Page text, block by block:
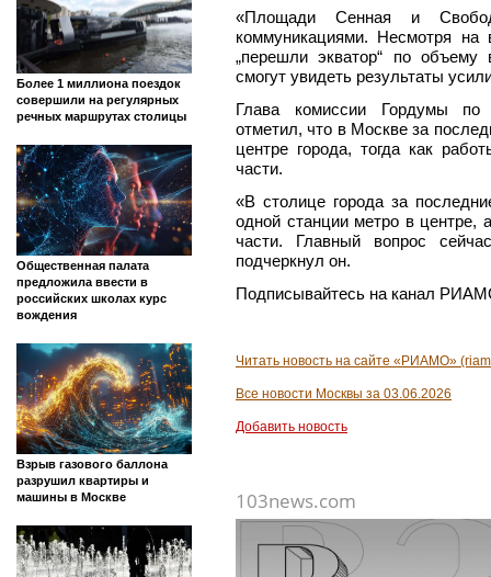
Более 1 миллиона поездок
совершили на регулярных
речных маршрутах столицы
Общественная палата
предложила ввести в
российских школах курс
вождения
Взрыв газового баллона
разрушил квартиры и
машины в Москве
«Площади Сенная и
коммуникациями. Несмотря на
„перешли экватор“ по объему
смогут увидеть результаты
Глава комиссии Гордумы по
отметил, что в Москве за
центре города, тогда как
части.
«В столице города за
одной станции метро в центре,
части. Главный вопрос
подчеркнул он.
Подписывайтесь на канал
Читать новость на сайте «РИАМО»
Все новости Москвы за 03.06.2026
Добавить новость
103news.com